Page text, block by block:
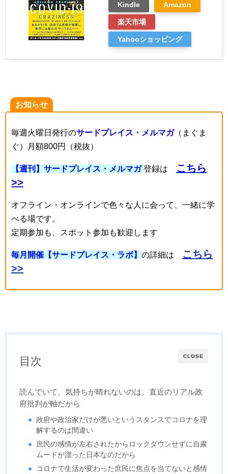
Kindle Amazon
楽天市場
Yahooショッピング
お知らせ
毎週火曜日発行のサードプレイス・メルマガ（まぐま
ぐ）月額800円（税抜）
【週刊】サードプレイス・メルマガ 登録は
こちら
>>
オフライン・オンラインで色々な人に会って、一緒に学
べる場です。
定期参加も、スポット参加も歓迎します
毎月開催【サードプレイス・ラボ】 の詳細は
こちら
>>
CLOSE
目次
読んでいて、気持ちが晴れないのは、直近のリアル政
府批判が軸だから
政府や政治家だけが悪いというスタンスでコロナを理
解するのは間違い
庶民の感情が左右されたからロックダウンせずに自粛
ムードが漂った日本なのだから
コロナで生活が変わった庶民に焦点を当てないと感情